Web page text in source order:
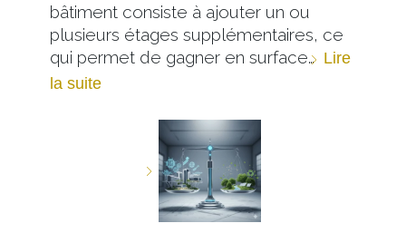
bâtiment consiste à ajouter un ou
plusieurs étages supplémentaires, ce
qui permet de gagner en surface… Lire
la suite